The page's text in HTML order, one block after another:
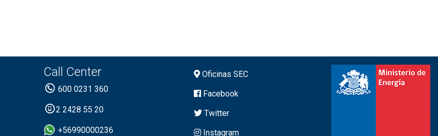
Call Center
600 0231 360
2 2428 55 20
+56990000236
Oficinas SEC
Facebook
Twitter
Instagram